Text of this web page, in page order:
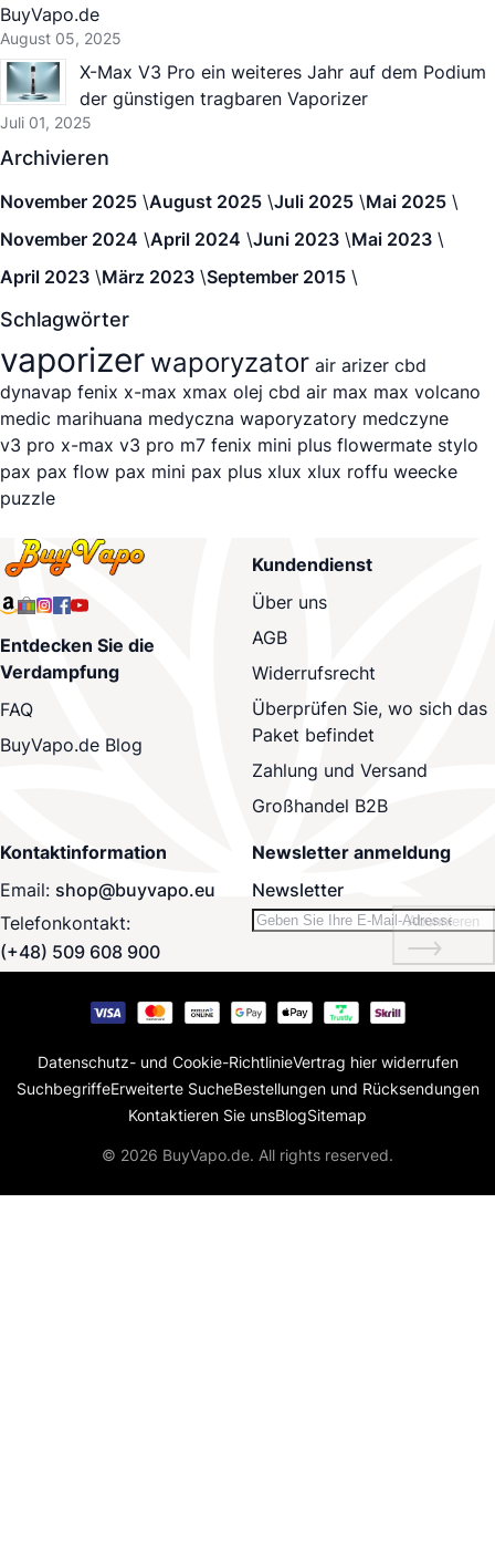
BuyVapo.de
August 05, 2025
X-Max V3 Pro ein weiteres Jahr auf dem Podium
der günstigen tragbaren Vaporizer
Juli 01, 2025
Archivieren
November 2025 August 2025 Juli 2025 Mai 2025
November 2024 April 2024 Juni 2023 Mai 2023
April 2023 März 2023 September 2015
Schlagwörter
vaporizer waporyzator air arizer cbd
dynavap fenix x-max xmax olej cbd air max max volcano
medic marihuana medyczna waporyzatory medczyne
v3 pro x-max v3 pro m7 fenix mini plus flowermate stylo
pax pax flow pax mini pax plus xlux xlux roffu weecke
puzzle
Entdecken Sie die
Verdampfung
FAQ
BuyVapo.de Blog
Kundendienst
Über uns
AGB
Widerrufsrecht
Überprüfen Sie, wo sich das
Paket befindet
Zahlung und Versand
Großhandel B2B
Kontaktinformation
Email: shop@buyvapo.eu
Telefonkontakt:
(+48) 509 608 900
Newsletter anmeldung
Newsletter
Abonnieren
Datenschutz- und Cookie-RichtlinieVertrag hier widerrufen
SuchbegriffeErweiterte SucheBestellungen und Rücksendungen
Kontaktieren Sie unsBlogSitemap
© 2026 BuyVapo.de. All rights reserved.